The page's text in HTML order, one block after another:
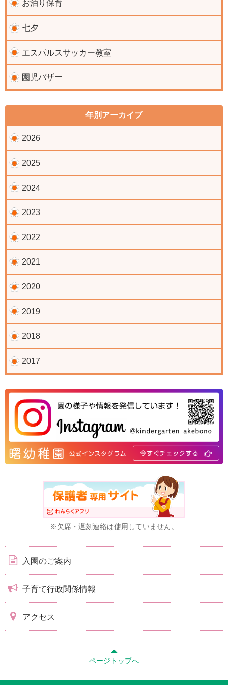
お泊り保育
七夕
エスパルスサッカー教室
園児バザー
年別アーカイブ
2026
2025
2024
2023
2022
2021
2020
2019
2018
2017
※欠席・遅刻連絡は使用していません。
入園のご案内
子育て行政関係情報
アクセス
ページトップへ